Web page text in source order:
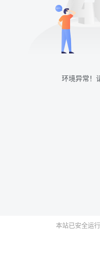
环境异常！
本站已安全运